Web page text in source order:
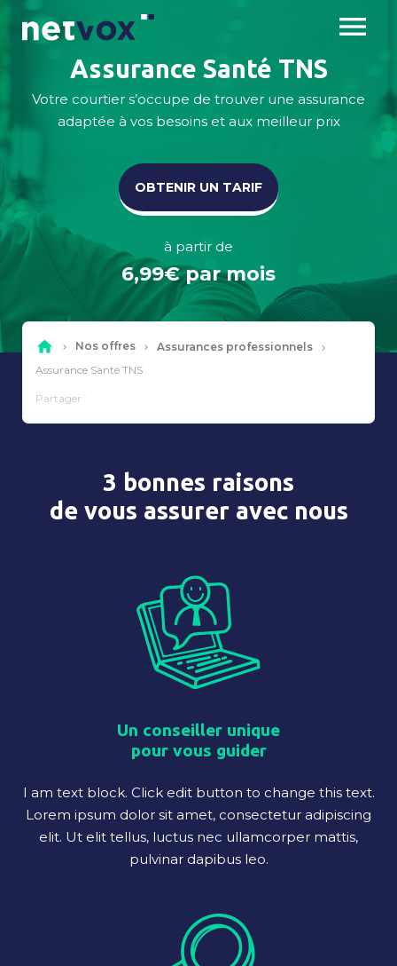
Skip
menu
Offres particuliers
Offres professionnels
À propos
DEMANDER UN DEVIS
Assurance Santé TNS
Votre courtier s’occupe de trouver une assurance
adaptée à vos besoins et aux meilleur prix
OBTENIR UN TARIF
à partir de
6,99€ par mois
home chevron_right Nos offres chevron_right Assurances professionnels chevron_right
Assurance Santé TNS
Partager :
3 bonnes raisons
de vous assurer avec nous
Un conseiller unique
pour vous guider
I am text block. Click edit button to change this text.
Lorem ipsum dolor sit amet, consectetur adipiscing
elit. Ut elit tellus, luctus nec ullamcorper mattis,
pulvinar dapibus leo.